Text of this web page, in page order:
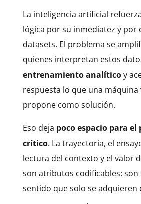
La inteligencia artificial
lógica por su inmediatez y por
datasets. El problema se
quienes interpretan estos
entrenamiento analíticoy
respuesta lo que una
propone como solución.
Eso deja poco espacio para
crítico. La trayectoria, el
lectura del contexto y el valor
son atributos codificables: son
sentido que solo se adquieren